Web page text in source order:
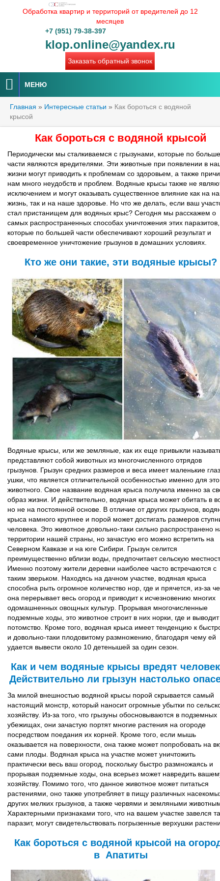
Обработка квартир и территорий от вредителей до 12
месяцев
+7 (951) 79-38-397
klop.online@yandex.ru
Заказать обратный звонок
МЕНЮ
Главная » Интересные статьи » Как бороться с водяной
крысой
Как бороться с водяной крысой
Периодически мы сталкиваемся с грызунами, которые по
части являются вредителями. Эти животные при появлении в
жизни могут приводить к проблемам со здоровьем, а также
нам много неудобств и проблем. Водяные крысы также не
исключением и могут оказывать существенное влияние как на
жизнь, так и на наше здоровье. Но что же делать, если ваш
стал пристанищем для водяных крыс? Сегодня мы расскажем о
самых распространенных способах уничтожения этих паразитов,
которые по большей части обеспечивают хороший результат и
своевременное уничтожение грызунов в домашних условиях.
Кто же они такие, эти водяные крысы?
Водяные крысы, или же земляные, как их еще привыкли
представляют собой животных из многочисленного отрядов
грызунов. Грызун средних размеров и веса имеет маленькие
ушки, что является отличительной особенностью именно для
животного. Свое название водяная крыса получила именно за
образ жизни. И действительно, водяная крыса может обитать в
но не на постоянной основе. В отличие от других грызунов,
крыса намного крупнее и порой может достигать размеров
человека. Это животное довольно-таки сильно распространено
территории нашей страны, но зачастую его можно встретить на
Северном Кавказе и на юге Сибири. Грызун селится
преимущественно вблизи воды, предпочитает сельскую
Именно поэтому жители деревни наиболее часто встречаются с
таким зверьком. Находясь на дачном участке, водяная крыса
способна рыть огромное количество нор, где и прячется, из-за
она перерывает весь огород и приводит к исчезновению многих
одомашненных овощных культур. Прорывая многочисленные
подземные ходы, это животное строит в них норки, где и выводит
потомство. Кроме того, водяная крыса имеет тенденцию к
и довольно-таки плодовитому размножению, благодаря чему ей
удается вывести около 10 детенышей за один сезон.
Как и чем водяные крысы вредят
Действительно ли грызун настолько
За милой внешностью водяной крысы порой скрывается самый
настоящий монстр, который наносит огромные убытки по
хозяйству. Из-за того, что грызуны обосновываются в подземных
убежищах, они зачастую портят многие растения на огороде
посредством поедания их корней. Кроме того, если мышь
оказывается на поверхности, она также может попробовать на
сами плоды. Водяная крыса на участке может уничтожить
практически весь ваш огород, поскольку быстро размножаясь и
прорывая подземные ходы, она всерьез может навредить
хозяйству. Помимо того, что данное животное может питаться
растениями, оно также употребляет в пищу различных
других мелких грызунов, а также червями и земляными
Характерными признаками того, что на вашем участке завелся
паразит, могут свидетельствовать погрызенные верхушки
Как бороться с водяной крысой на
в Апатиты